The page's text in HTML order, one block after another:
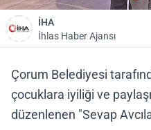
İHA
İhlas Haber Ajansı
Çorum Belediyesi
çocuklara iyiliği ve
düzenlenen "Sevap